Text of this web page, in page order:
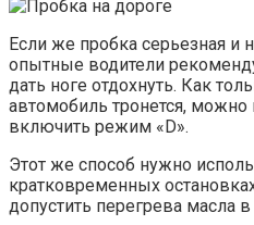
Если же пробка серьезная и
опытные водители
дать ноге отдохнуть. Как
автомобиль тронется, можно
включить режим «D».
Этот же способ нужно
кратковременных
допустить перегрева масла